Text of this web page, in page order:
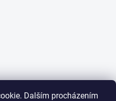
Dalším procházením